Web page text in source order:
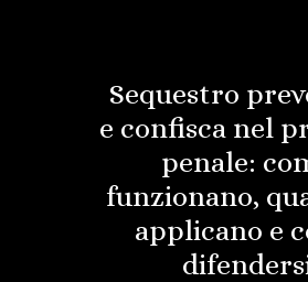
Sequestro
e confisca nel
penale:
funzionano,
applicano e